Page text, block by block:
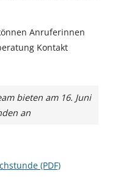
Anruferinnen
Kontakt
bieten am 16. Juni
an
(PDF)